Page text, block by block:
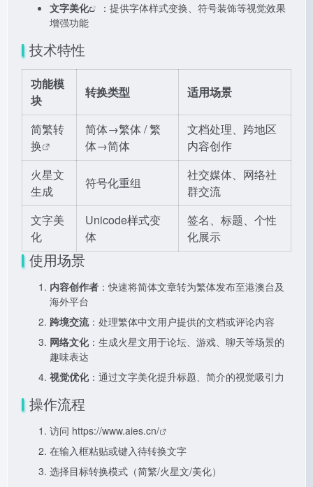
文字美化
：提供字体样式变换、符号装饰等视觉效果
增强功能
技术特性
功能模
块
转换类型 适用场景
简繁转
换
简体→繁体 / 繁
体→简体
文档处理、跨地区
内容创作
火星文
生成
符号化重组
社交媒体、网络社
群交流
文字美
化
Unicode样式变
体
签名、标题、个性
化展示
使用场景
内容创作者 ：快速将简体文章转为繁体发布至港澳台及
海外平台
跨境交流：处理繁体中文用户提供的文档或评论内容
网络文化：生成火星文用于论坛、游戏、聊天等场景的
趣味表达
视觉优化：通过文字美化提升标题、简介的视觉吸引力
操作流程
访问 https://www.aies.cn/
在输入框粘贴或键入待转换文字
选择目标转换模式（简繁/火星文/美化）